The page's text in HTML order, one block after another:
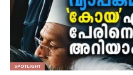
SPOTLIGHT